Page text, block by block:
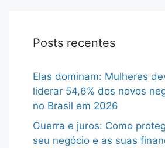
Posts recentes
Elas dominam: Mulheres
liderar 54,6% dos novos
no Brasil em 2026
Guerra e juros: Como
seu negócio e as suas